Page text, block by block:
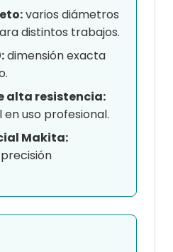
varios diámetros
distintos trabajos.
dimensión exacta
alta resistencia:
uso profesional.
Makita: